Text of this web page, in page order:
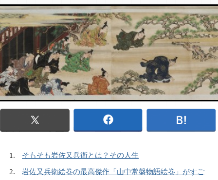
そもそも岩佐又兵衛とは？その人生
岩佐又兵衛絵巻の最高傑作「山中常盤物語絵巻」がすご